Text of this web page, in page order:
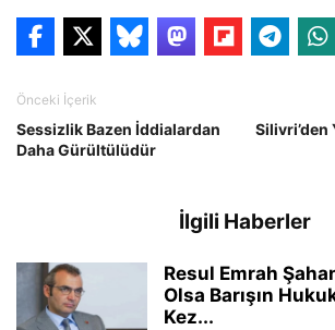
Önceki İçerik
Sessizlik Bazen İddialardan
Daha Gürültülüdür
Silivri’den
İlgili Haberler
Resul Emrah
Olsa Barışın
Kez...